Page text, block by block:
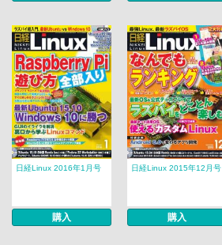
日経Linux 2016年1月号
購入
日経Linux 2015年12月号
購入